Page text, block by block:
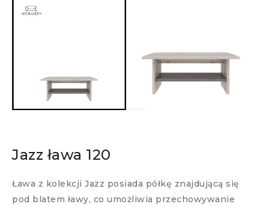
Jazz ława 120
Ława z kolekcji Jazz posiada półkę znajdującą się
pod blatem ławy, co umożliwia przechowywanie